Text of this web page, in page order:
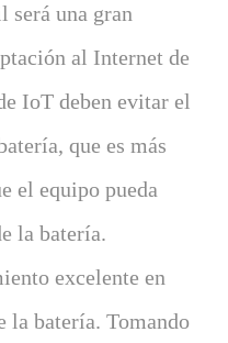
una gran
al Internet de
IoT deben evitar el
que es más
el equipo pueda
la batería.
excelente en
la batería. Tomando